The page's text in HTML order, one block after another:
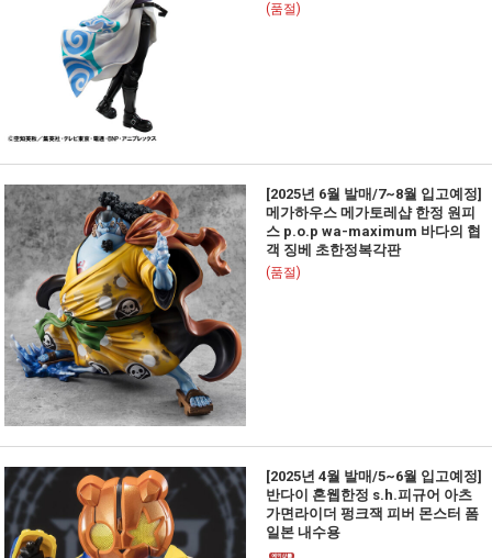
(품절)
[2025년 6월 발매/7~8월 입고예정]
메가하우스 메가토레샵 한정 원피
스 p.o.p wa-maximum 바다의 협
객 징베 초한정복각판
(품절)
[2025년 4월 발매/5~6월 입고예정]
반다이 혼웹한정 s.h.피규어 아츠
가면라이더 펑크잭 피버 몬스터 폼
일본 내수용